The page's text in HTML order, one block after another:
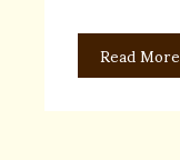
Read More